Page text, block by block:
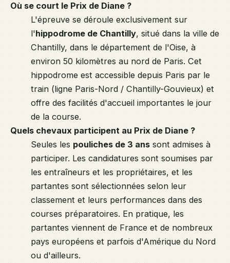
Où se court le Prix de Diane ?
L'épreuve se déroule exclusivement sur
l'hippodrome de Chantilly, situé dans la ville de
Chantilly, dans le département de l'Oise, à
environ 50 kilomètres au nord de Paris. Cet
hippodrome est accessible depuis Paris par le
train (ligne Paris-Nord / Chantilly-Gouvieux) et
offre des facilités d'accueil importantes le jour
de la course.
Quels chevaux participent au Prix de Diane ?
Seules les pouliches de 3 ans sont admises à
participer. Les candidatures sont soumises par
les entraîneurs et les propriétaires, et les
partantes sont sélectionnées selon leur
classement et leurs performances dans des
courses préparatoires. En pratique, les
partantes viennent de France et de nombreux
pays européens et parfois d'Amérique du Nord
ou d'ailleurs.